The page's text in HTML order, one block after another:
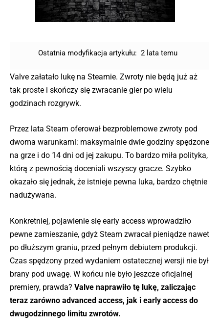
Ostatnia modyfikacja artykułu: 2 lata temu
Valve załatało lukę na Steamie. Zwroty nie będą już aż
tak proste i skończy się zwracanie gier po wielu
godzinach rozgrywk.
Przez lata Steam oferował bezproblemowe zwroty pod
dwoma warunkami: maksymalnie dwie godziny spędzone
na grze i do 14 dni od jej zakupu. To bardzo miła polityka,
którą z pewnością doceniali wszyscy gracze. Szybko
okazało się jednak, że istnieje pewna luka, bardzo chętnie
nadużywana.
Konkretniej, pojawienie się early access wprowadziło
pewne zamieszanie, gdyż Steam zwracał pieniądze nawet
po dłuższym graniu, przed pełnym debiutem produkcji.
Czas spędzony przed wydaniem ostatecznej wersji nie był
brany pod uwagę. W końcu nie było jeszcze oficjalnej
premiery, prawda? Valve naprawiło tę lukę, zaliczając
teraz zarówno advanced access, jak i early access do
dwugodzinnego limitu zwrotów.